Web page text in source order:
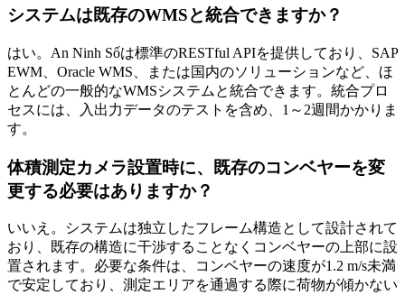
システムは既存のWMSと統合できますか？
はい。An Ninh Sốは標準のRESTful APIを提供しており、SAP
EWM、Oracle WMS、または国内のソリューションなど、ほ
とんどの一般的なWMSシステムと統合できます。統合プロ
セスには、入出力データのテストを含め、1～2週間かかりま
す。
体積測定カメラ設置時に、既存のコンベヤーを変
更する必要はありますか？
いいえ。システムは独立したフレーム構造として設計されて
おり、既存の構造に干渉することなくコンベヤーの上部に設
置されます。必要な条件は、コンベヤーの速度が1.2 m/s未満
で安定しており、測定エリアを通過する際に荷物が傾かない